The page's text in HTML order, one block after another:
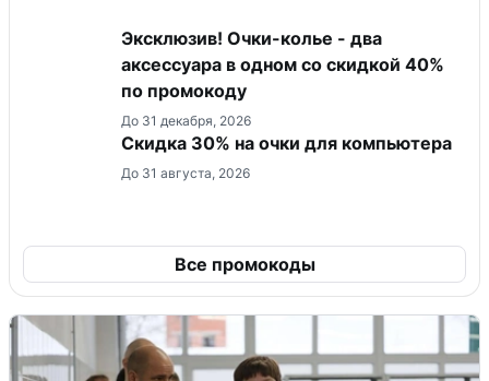
Эксклюзив! Очки-колье - два
аксессуара в одном со скидкой 40%
по промокоду
До 31 декабря, 2026
Скидка 30% на очки для компьютера
До 31 августа, 2026
Все промокоды